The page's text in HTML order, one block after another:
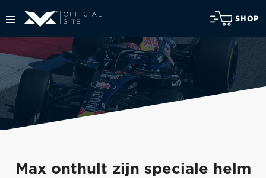
SHOP
Max onthult zijn speciale helm